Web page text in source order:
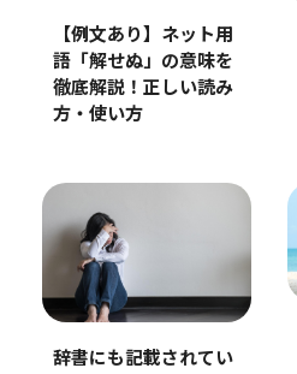
【例文あり】ネット用
語「解せぬ」の意味を
徹底解説！正しい読み
方・使い方
辞書にも記載されてい